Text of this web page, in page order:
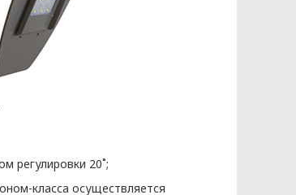
регулировки 20˚;
класса осуществляется